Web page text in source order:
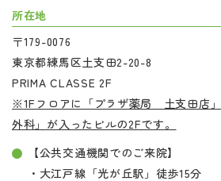
所在地
〒179-0076
東京都練馬区土支田2-20-8
PRIMA CLASSE 2F
※1Fフロアに「プラザ薬局 土支田店
外科」が入ったビルの2Fです。
【公共交通機関でのご来院】
・大江戸線「光が丘駅」徒歩15分